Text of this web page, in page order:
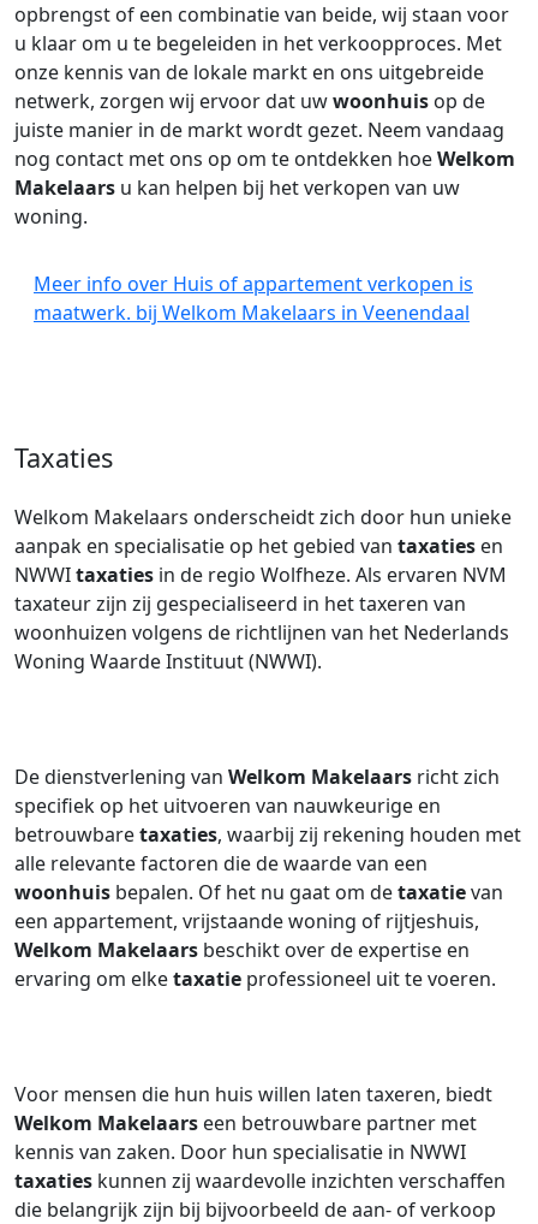
opbrengst of een combinatie van beide, wij staan voor
u klaar om u te begeleiden in het verkoopproces. Met
onze kennis van de lokale markt en ons uitgebreide
netwerk, zorgen wij ervoor dat uwwoonhuis op de
juiste manier in de markt wordt gezet. Neem vandaag
nog contact met ons op om te ontdekken hoeWelkom
Makelaars u kan helpen bij het verkopen van uw
woning.
Meer info over Huis of appartement verkopen is
maatwerk. bij Welkom Makelaars in Veenendaal
Taxaties
Welkom Makelaars onderscheidt zich door hun unieke
aanpak en specialisatie op het gebied van taxaties en
NWWItaxaties in de regio Wolfheze. Als ervaren NVM
taxateur zijn zij gespecialiseerd in het taxeren van
woonhuizen volgens de richtlijnen van het Nederlands
Woning Waarde Instituut (NWWI).
De dienstverlening van Welkom Makelaars richt zich
specifiek op het uitvoeren van nauwkeurige en
betrouwbaretaxaties, waarbij zij rekening houden met
alle relevante factoren die de waarde van een
woonhuis bepalen. Of het nu gaat om detaxatievan
een appartement, vrijstaande woning of rijtjeshuis,
Welkom Makelaars beschikt over de expertise en
ervaring om elketaxatie professioneel uit te voeren.
Voor mensen die hun huis willen laten taxeren, biedt
Welkom Makelaars een betrouwbare partner met
kennis van zaken. Door hun specialisatie in NWWI
taxaties kunnen zij waardevolle inzichten verschaffen
die belangrijk zijn bij bijvoorbeeld de aan- of verkoop